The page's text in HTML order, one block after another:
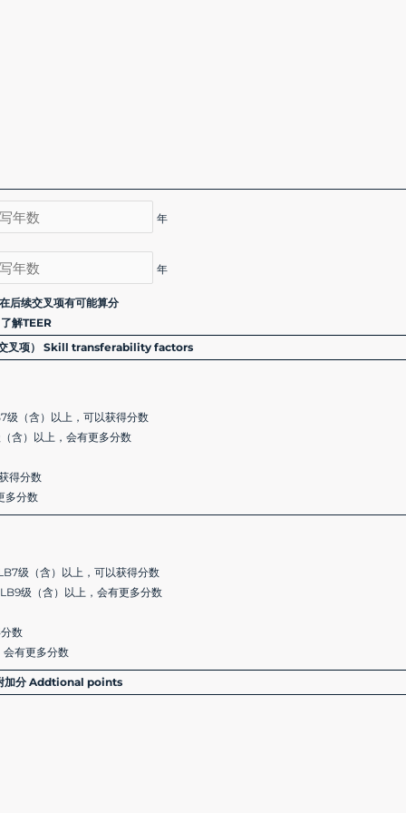
年
年
后续交叉项有可能算分
了解TEER
交叉项） Skill transferability factors
级（含）以上，可以获得分数
含）以上，会有更多分数
得分数
多分数
级（含）以上，可以获得分数
级（含）以上，会有更多分数
数
会有更多分数
加分 Addtional points